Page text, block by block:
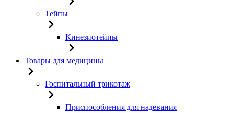
Тейпы
Кинезиотейпы
Товары для медицины
Госпитальный трикотаж
Приспособления для надевания